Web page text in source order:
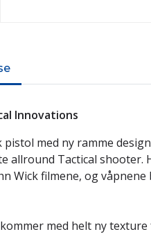
Innovations
pistol med ny ramme
allround Tactical shooter.
Wick filmene, og
med helt ny